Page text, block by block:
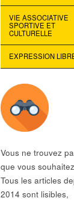
VIE ASSOCIATIVE
SPORTIVE ET
CULTURELLE
EXPRESSION
Vous ne trouvez
que vous
Tous les articles
2014 sont lisibles,